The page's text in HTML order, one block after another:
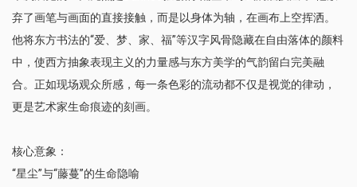
弃了画笔与画面的直接接触，而是以身体为轴，在画布上空挥洒。
他将东方书法的“爱、梦、家、福”等汉字风骨隐藏在自由落体的颜料
中，使西方抽象表现主义的力量感与东方美学的气韵留白完美融
合。正如现场观众所感，每一条色彩的流动都不仅是视觉的律动，
更是艺术家生命痕迹的刻画。
核心意象：
“星尘”与“藤蔓”的生命隐喻